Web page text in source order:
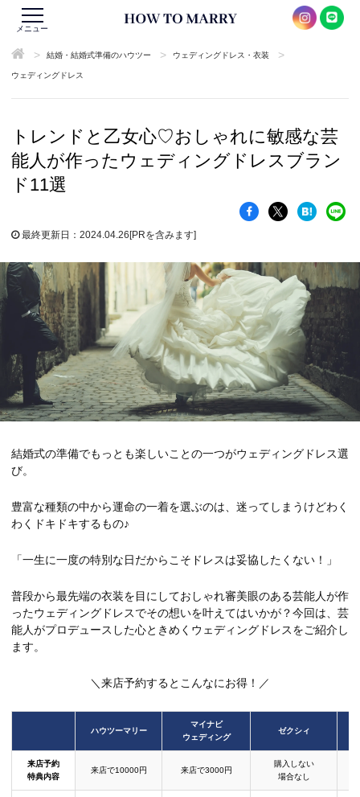
メニュー
> 結婚・結婚式準備のハウツー > ウェディングドレス・衣装 >
ウェディングドレス
トレンドと乙女心♡おしゃれに敏感な芸
能人が作ったウェディングドレスブラン
ド11選
最終更新日：2024.04.26[PRを含みます]
結婚式の準備でもっとも楽しいことの一つがウェディングドレス選
び。
豊富な種類の中から運命の一着を選ぶのは、迷ってしまうけどわく
わくドキドキするもの♪
「一生に一度の特別な日だからこそドレスは妥協したくない！」
普段から最先端の衣装を目にしておしゃれ審美眼のある芸能人が作
ったウェディングドレスでその想いを叶えてはいかが？今回は、芸
能人がプロデュースした心ときめくウェディングドレスをご紹介し
ます。
＼来店予約するとこんなにお得！／
ハウツーマリー
マイナビ
ウェディング
ゼクシィ
来店予約
特典内容
来店で10000円 来店で3000円
購入しない
場合なし